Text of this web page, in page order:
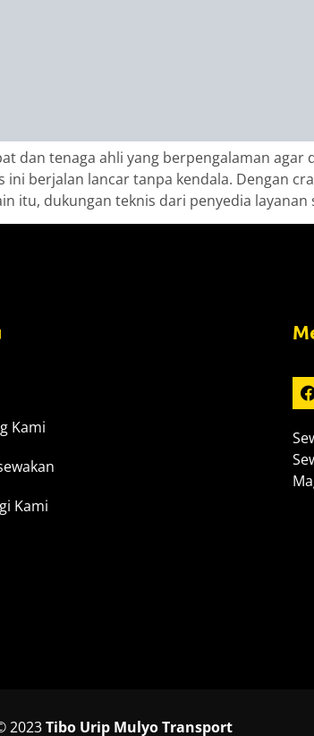
dan tenaga ahli yang berpengalaman agar
berjalan lancar tanpa kendala. Dengan
itu, dukungan teknis dari penyedia layanan
Kami
Kami
2023Tibo Urip Mulyo Transport